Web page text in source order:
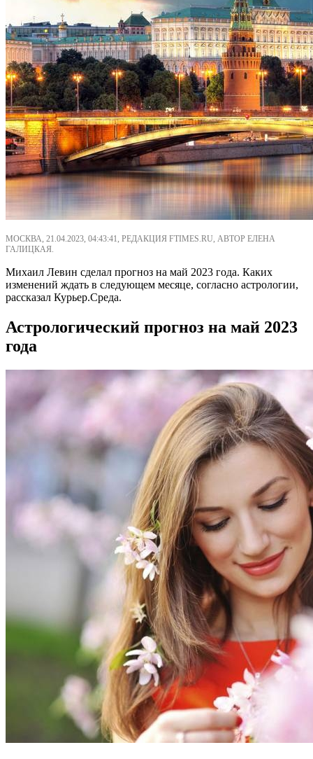
МОСКВА, 21.04.2023, 04:43:41, РЕДАКЦИЯ FTIMES.RU, АВТОР ЕЛЕНА
ГАЛИЦКАЯ.
Михаил Левин сделал прогноз на май 2023 года. Каких
изменений ждать в следующем месяце, согласно астрологии,
рассказал Курьер.Среда.
Астрологический прогноз на май 2023
года